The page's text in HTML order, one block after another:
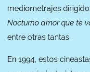
mediometrajes
Nocturno amor que te
entre otras tantas.
En 1994, estos